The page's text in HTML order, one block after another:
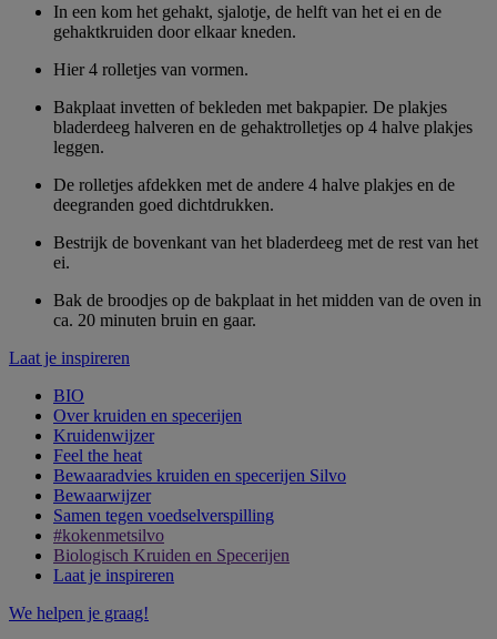
In een kom het gehakt, sjalotje, de helft van het ei en de
gehaktkruiden door elkaar kneden.
Hier 4 rolletjes van vormen.
Bakplaat invetten of bekleden met bakpapier. De plakjes
bladerdeeg halveren en de gehaktrolletjes op 4 halve plakjes
leggen.
De rolletjes afdekken met de andere 4 halve plakjes en de
deegranden goed dichtdrukken.
Bestrijk de bovenkant van het bladerdeeg met de rest van het
ei.
Bak de broodjes op de bakplaat in het midden van de oven in
ca. 20 minuten bruin en gaar.
Laat je inspireren
BIO
Over kruiden en specerijen
Kruidenwijzer
Feel the heat
Bewaaradvies kruiden en specerijen Silvo
Bewaarwijzer
Samen tegen voedselverspilling
#kokenmetsilvo
Biologisch Kruiden en Specerijen
Laat je inspireren
We helpen je graag!